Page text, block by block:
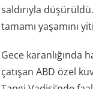
saldırıyla
tamamı yaşamını
Gece karanlığında
çatışan ABD özel